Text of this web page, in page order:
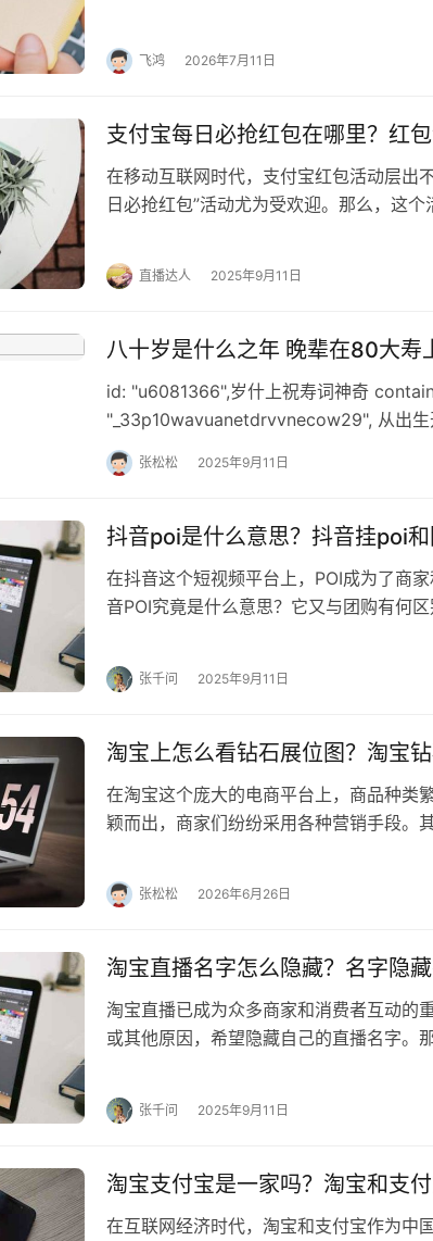
飞鸿 2026年7月11日
支付宝每日必抢红包在哪里？红
在移动互联网时代，支付宝红包活动层出
日必抢红包”活动尤为受欢迎。那么，这
直播达人 2025年9月11日
八十岁是什么之年 晚辈在80大寿
id: "u6081366",岁什上祝寿词神奇
"_33p10wavuanetdrvvnecow29", 从出
期，他们的大寿…
张松松 2025年9月11日
抖音poi是什么意思？抖音挂poi和
在抖音这个短视频平台上，POI成为了商
音POI究竟是什么意思？它又与团购有何
张千问 2025年9月11日
淘宝上怎么看钻石展位图？淘宝
在淘宝这个庞大的电商平台上，商品种类
颖而出，商家们纷纷采用各种营销手段。
张松松 2026年6月26日
淘宝直播名字怎么隐藏？名字隐藏
淘宝直播已成为众多商家和消费者互动的
或其他原因，希望隐藏自己的直播名字。
张千问 2025年9月11日
淘宝支付宝是一家吗？淘宝和支付
在互联网经济时代，淘宝和支付宝作为中